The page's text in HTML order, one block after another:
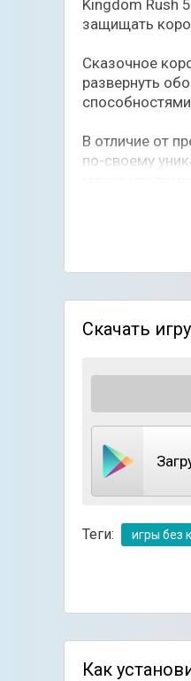
Kingdom Rush
защищать
Сказочное
развернуть
В отличие от
по-своему
Чтобы
защитные
монстров и
Свыше 27
Разные
Более 50
Привычная
Скачать
Теги: игры без
Как